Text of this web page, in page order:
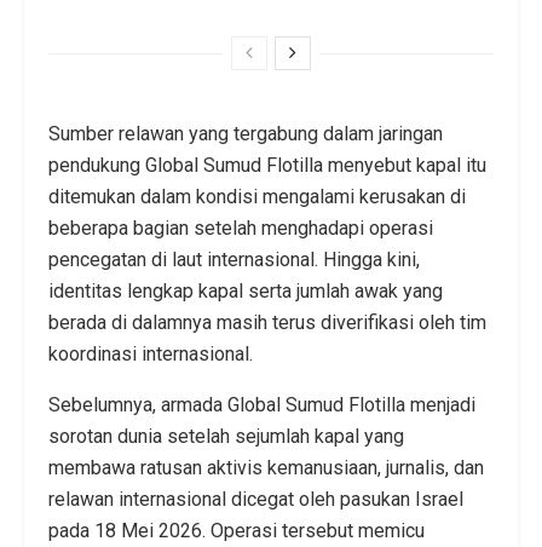
Sumber relawan yang tergabung dalam jaringan
pendukung Global Sumud Flotilla menyebut kapal itu
ditemukan dalam kondisi mengalami kerusakan di
beberapa bagian setelah menghadapi operasi
pencegatan di laut internasional. Hingga kini,
identitas lengkap kapal serta jumlah awak yang
berada di dalamnya masih terus diverifikasi oleh tim
koordinasi internasional.
Sebelumnya, armada Global Sumud Flotilla menjadi
sorotan dunia setelah sejumlah kapal yang
membawa ratusan aktivis kemanusiaan, jurnalis, dan
relawan internasional dicegat oleh pasukan Israel
pada 18 Mei 2026. Operasi tersebut memicu